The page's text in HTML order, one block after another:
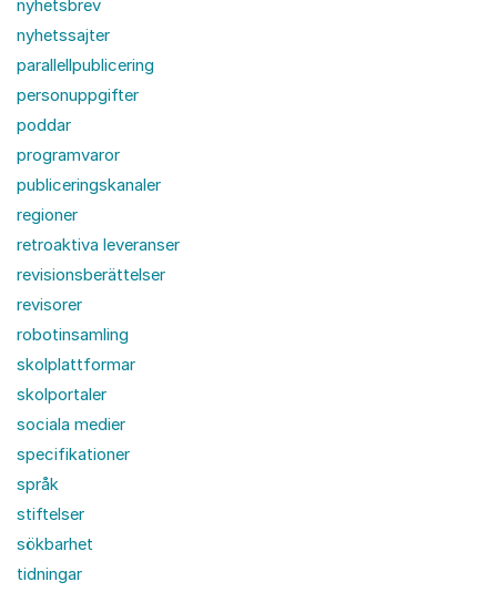
nyhetsbrev
nyhetssajter
parallellpublicering
personuppgifter
poddar
programvaror
publiceringskanaler
regioner
retroaktiva leveranser
revisionsberättelser
revisorer
robotinsamling
skolplattformar
skolportaler
sociala medier
specifikationer
språk
stiftelser
sökbarhet
tidningar